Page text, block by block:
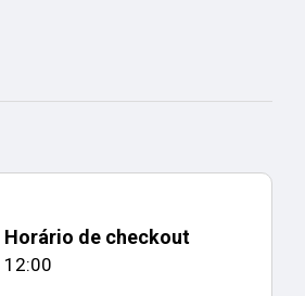
Horário de checkout
12:00